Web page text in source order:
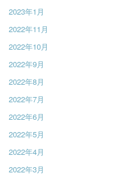
2023年1月
2022年11月
2022年10月
2022年9月
2022年8月
2022年7月
2022年6月
2022年5月
2022年4月
2022年3月